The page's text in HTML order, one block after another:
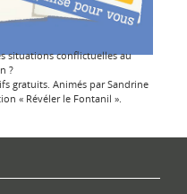
situations conflictuelles au
?
gratuits. Animés par Sandrine
« Révéler le Fontanil ».